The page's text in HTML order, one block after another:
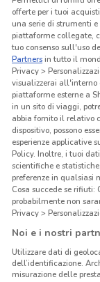
offerte per i tuoi
una serie di strumenti
piattaforme collegate,
tuo consenso sull'uso
Partnersin tutto il
Privacy >
visualizzerai all'interno
piattaforme esterne a
in un sito di viaggi,
abbia fornito il relativo
dispositivo, possono
esperienze applicative
Policy. Inoltre, i tuoi
scientifiche e
preferenze in qualsiasi
Cosa succede se
probabilmente non
Privacy >
Noi e i nostri
Utilizzare dati di
dell’identificazione.
misurazione delle